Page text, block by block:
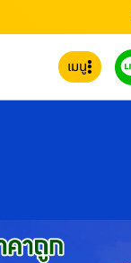
เมนู